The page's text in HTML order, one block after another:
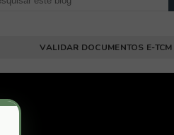
VALIDAR DOCUMENTOS E-TCM